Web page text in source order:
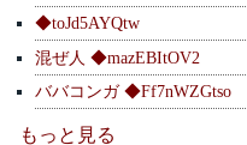
◆toJd5AYQtw
混ぜ人 ◆mazEBItOV2
ババコンガ ◆Ff7nWZGtso
もっと見る